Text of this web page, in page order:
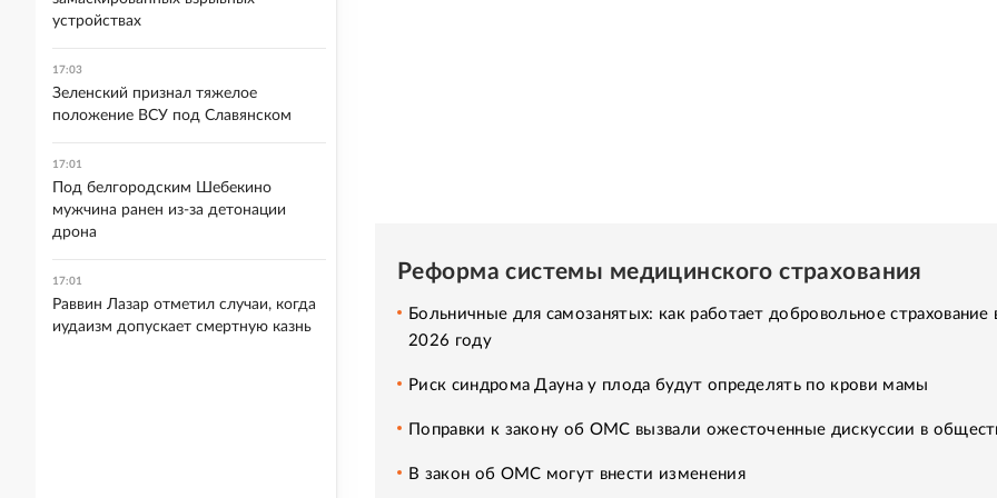
Реформа системы медицинского страхования
Больничные для самозанятых: как работает добровольное страхование
2026 году
Риск синдрома Дауна у плода будут определять по крови мамы
Поправки к закону об ОМС вызвали ожесточенные дискуссии в
В закон об ОМС могут внести изменения
устройствах
17:03
Зеленский признал тяжелое
положение ВСУ под Славянском
17:01
Под белгородским Шебекино
мужчина ранен из-за детонации
дрона
17:01
Раввин Лазар отметил случаи, когда
иудаизм допускает смертную казнь